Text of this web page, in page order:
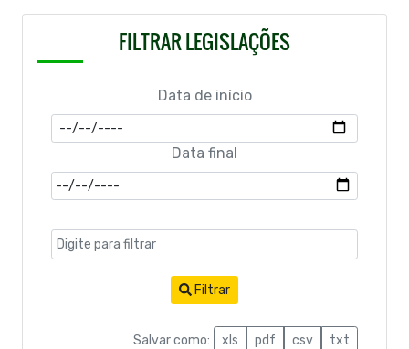
Código Tributario
LGPD
Resolução
Lei de Acesso à Informação
FILTRAR LEGISLAÇÕES
Data de início
Data final
Filtrar
Salvar como: xls pdf csv txt